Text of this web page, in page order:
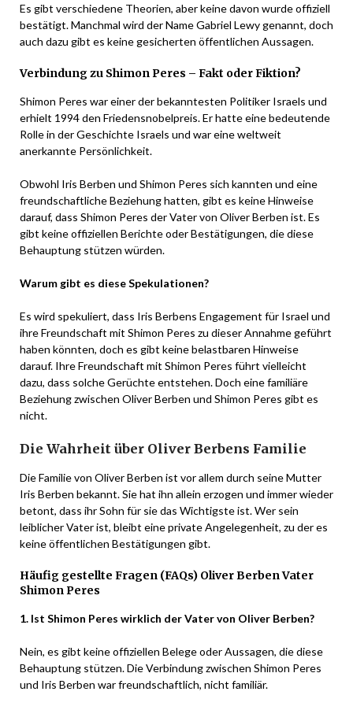
Es gibt verschiedene Theorien, aber keine davon wurde offiziell
bestätigt. Manchmal wird der Name Gabriel Lewy genannt, doch
auch dazu gibt es keine gesicherten öffentlichen Aussagen.
Verbindung zu Shimon Peres – Fakt oder Fiktion?
Shimon Peres war einer der bekanntesten Politiker Israels und
erhielt 1994 den Friedensnobelpreis. Er hatte eine bedeutende
Rolle in der Geschichte Israels und war eine weltweit
anerkannte Persönlichkeit.
Obwohl Iris Berben und Shimon Peres sich kannten und eine
freundschaftliche Beziehung hatten, gibt es keine Hinweise
darauf, dass Shimon Peres der Vater von Oliver Berben ist. Es
gibt keine offiziellen Berichte oder Bestätigungen, die diese
Behauptung stützen würden.
Warum gibt es diese Spekulationen?
Es wird spekuliert, dass Iris Berbens Engagement für Israel und
ihre Freundschaft mit Shimon Peres zu dieser Annahme geführt
haben könnten, doch es gibt keine belastbaren Hinweise
darauf. Ihre Freundschaft mit Shimon Peres führt vielleicht
dazu, dass solche Gerüchte entstehen. Doch eine familiäre
Beziehung zwischen Oliver Berben und Shimon Peres gibt es
nicht.
Die Wahrheit über Oliver Berbens Familie
Die Familie von Oliver Berben ist vor allem durch seine Mutter
Iris Berben bekannt. Sie hat ihn allein erzogen und immer wieder
betont, dass ihr Sohn für sie das Wichtigste ist. Wer sein
leiblicher Vater ist, bleibt eine private Angelegenheit, zu der es
keine öffentlichen Bestätigungen gibt.
Häufig gestellte Fragen (FAQs) Oliver Berben Vater
Shimon Peres
1. Ist Shimon Peres wirklich der Vater von Oliver Berben?
Nein, es gibt keine offiziellen Belege oder Aussagen, die diese
Behauptung stützen. Die Verbindung zwischen Shimon Peres
und Iris Berben war freundschaftlich, nicht familiär.